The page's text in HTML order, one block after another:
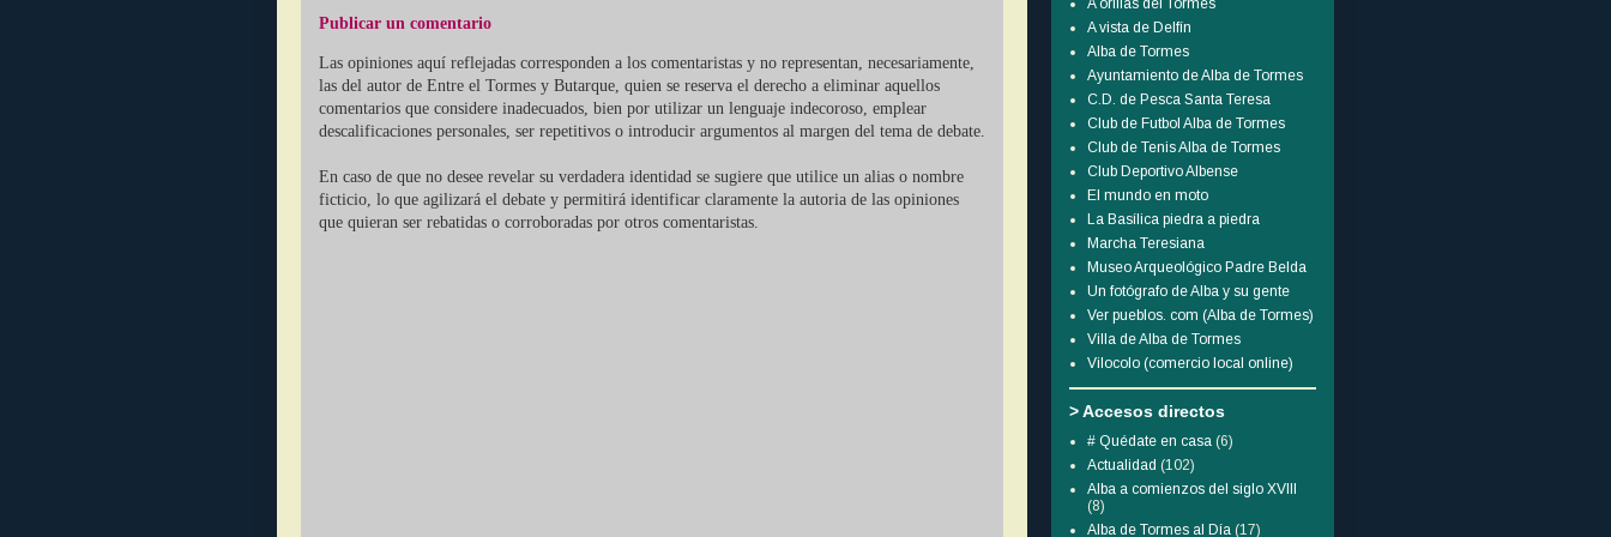
Publicar un comentario
Las opiniones aquí reflejadas corresponden a los comentaristas y no representan, necesariamente,
las del autor de Entre el Tormes y Butarque, quien se reserva el derecho a eliminar aquellos
comentarios que considere inadecuados, bien por utilizar un lenguaje indecoroso, emplear
descalificaciones personales, ser repetitivos o introducir argumentos al margen del tema de debate.
En caso de que no desee revelar su verdadera identidad se sugiere que utilice un alias o nombre
ficticio, lo que agilizará el debate y permitirá identificar claramente la autoria de las opiniones
que quieran ser rebatidas o corroboradas por otros comentaristas.
A orillas del Tormes
A vista de Delfín
Alba de Tormes
Ayuntamiento de Alba de Tormes
C.D. de Pesca Santa Teresa
Club de Futbol Alba de Tormes
Club de Tenis Alba de Tormes
Club Deportivo Albense
El mundo en moto
La Basílica piedra a piedra
Marcha Teresiana
Museo Arqueológico Padre Belda
Un fotógrafo de Alba y su gente
Ver pueblos. com (Alba de Tormes)
Villa de Alba de Tormes
Vilocolo (comercio local online)
> Accesos directos
# Quédate en casa (6)
Actualidad (102)
Alba a comienzos del siglo XVIII
(8)
Alba de Tormes al Día (17)